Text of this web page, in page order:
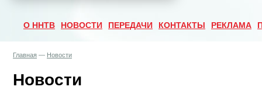
О ННТВ НОВОСТИ ПЕРЕДАЧИ КОНТАКТЫ РЕКЛАМА
Главная — Новости
Новости